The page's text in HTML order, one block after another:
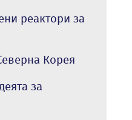
реактори за
Корея
за